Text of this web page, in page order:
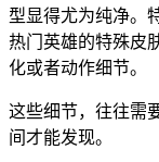
型显得尤为纯净。
热门英雄的特殊皮
化或者动作细节。
这些细节，往往需
间才能发现。